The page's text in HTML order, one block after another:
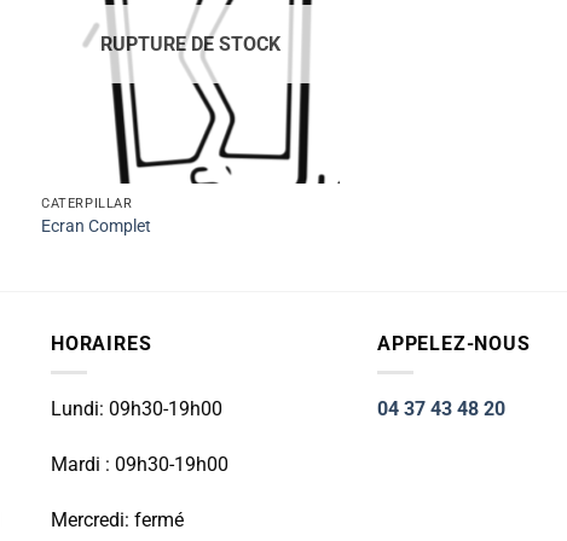
RUPTURE DE STOCK
CATERPILLAR
Ecran Complet
HORAIRES
Lundi: 09h30-19h00
Mardi : 09h30-19h00
Mercredi: fermé
APPELEZ-NOUS
04 37 43 48 20